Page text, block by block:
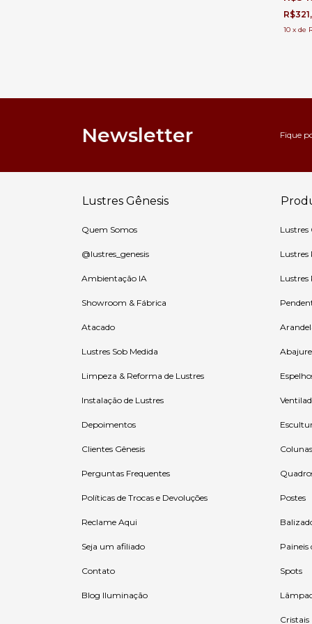
10 x de
Newsletter Fique
Lustres Gênesis
Quem Somos
@lustres_genesis
Ambientação IA
Showroom & Fábrica
Atacado
Lustres Sob Medida
Limpeza & Reforma de Lustres
Instalação de Lustres
Depoimentos
Clientes Gênesis
Perguntas Frequentes
Políticas de Trocas e Devoluções
Reclame Aqui
Seja um afiliado
Contato
Blog Iluminação
Lustres
Lustres
Lustres
Colunas
Postes
Paineis
Spots
Cristais